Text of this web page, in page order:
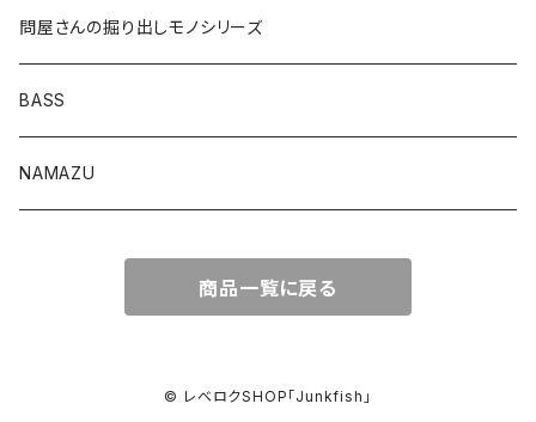
Luckyワームシリーズ
ディープスワイパー
問屋さんの掘り出しモノシリーズ
BASS
NAMAZU
商品一覧に戻る
© レベロクSHOP「Junkfish｣